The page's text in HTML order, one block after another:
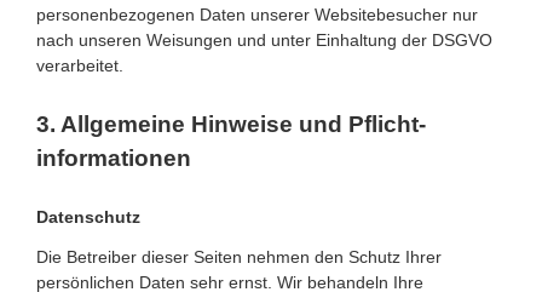
personenbezogenen Daten unserer Websitebesucher nur
nach unseren Weisungen und unter Einhaltung der DSGVO
verarbeitet.
3. Allgemeine Hinweise und Pflicht­
informationen
Datenschutz
Die Betreiber dieser Seiten nehmen den Schutz Ihrer
persönlichen Daten sehr ernst. Wir behandeln Ihre